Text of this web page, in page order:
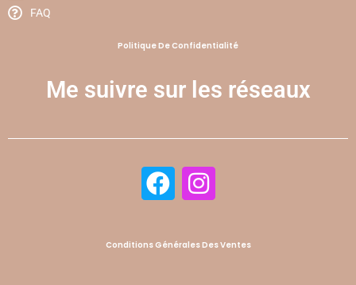
FAQ
Politique De Confidentialité
Me suivre sur les réseaux
Conditions Générales Des Ventes